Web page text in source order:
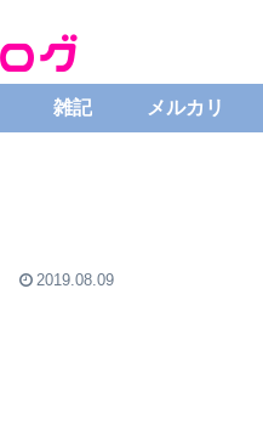
雑記 メルカリ
2019.08.09